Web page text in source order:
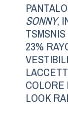
SONNY,
23%
COLORE
LOOK